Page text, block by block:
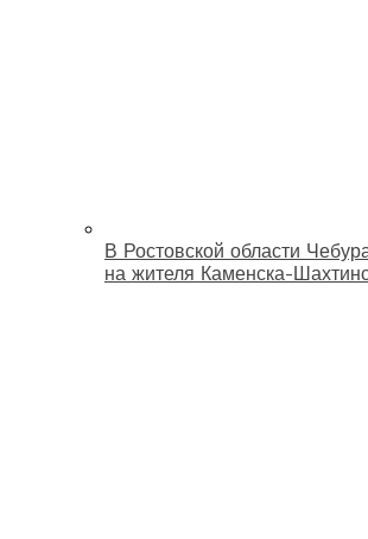
В Ростовской области
на жителя Каменска-